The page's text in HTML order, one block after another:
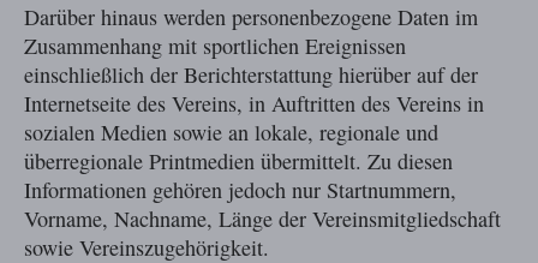
Darüber hinaus werden personenbezogene Daten im
Zusammenhang mit sportlichen Ereignissen
einschließlich der Berichterstattung hierüber auf der
Internetseite des Vereins, in Auftritten des Vereins in
sozialen Medien sowie an lokale, regionale und
überregionale Printmedien übermittelt. Zu diesen
Informationen gehören jedoch nur Startnummern,
Vorname, Nachname, Länge der Vereinsmitgliedschaft
sowie Vereinszugehörigkeit.